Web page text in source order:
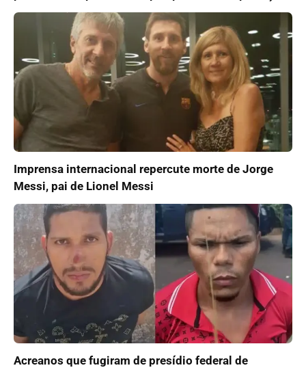
Imprensa internacional repercute morte de Jorge
Messi, pai de Lionel Messi
Acreanos que fugiram de presídio federal de